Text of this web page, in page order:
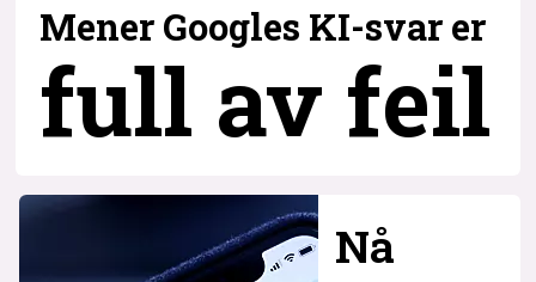
Mener Googles KI-svar er
full av feil
Nå